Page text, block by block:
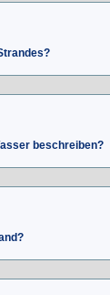
beschreiben?